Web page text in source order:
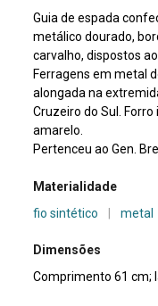
Guia de espada
metálico dourado,
carvalho, dispostos
Ferragens em metal
alongada na
Cruzeiro do Sul.
amarelo.
Pertenceu ao Gen.
Materialidade
fio sintético
metal
Dimensões
Comprimento 61 cm;